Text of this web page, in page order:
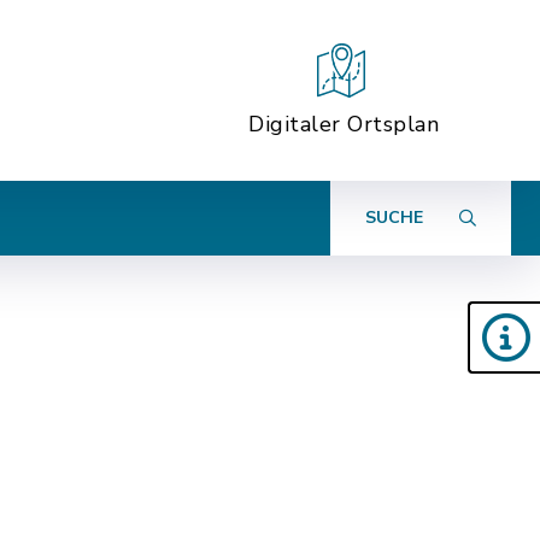
Digitaler Ortsplan
SUCHE